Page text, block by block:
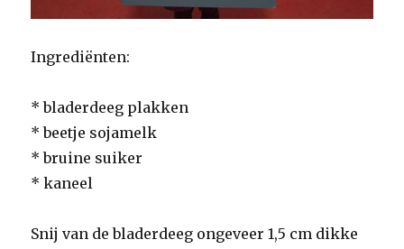
Ingrediënten:
* bladerdeeg plakken
* beetje sojamelk
* bruine suiker
* kaneel
Snij van de bladerdeeg ongeveer 1,5 cm dikke